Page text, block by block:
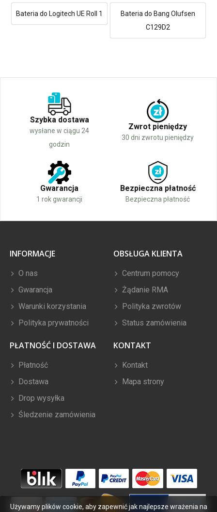
Bateria do Logitech UE Roll 1
Bateria do Bang Olufsen
C129D2
Szybka dostawa
wysłane w ciągu 24
godzin
Zwrot pieniędzy
30 dni zwrotu pieniędzy
Gwarancja
1 rok gwarancji
Bezpieczna płatność
Bezpieczna płatność
INFORMACJE
O nas
Gwarancja
Warunki korzystania
Polityka prywatności
OBSŁUGA KLIENTA
Centrum pomocy
Żądanie RMA
Polityka zwrotów
Status zamówienia
PŁATNOŚĆ I DOSTAWA
Płatność
Dostawa
Drop wysyłka
Śledzenie zamówienia
KONTAKT
Kontakt
Mapa strony
Używamy plików cookie, aby zapewnić jak najlepsze wrażenia na